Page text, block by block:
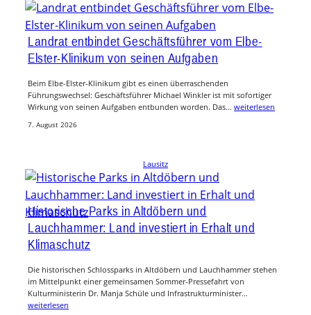
Landrat entbindet Geschäftsführer vom Elbe-
Elster-Klinikum von seinen Aufgaben
Beim Elbe-Elster-Klinikum gibt es einen überraschenden
Führungswechsel: Geschäftsführer Michael Winkler ist mit sofortiger
Wirkung von seinen Aufgaben entbunden worden. Das… weiterlesen
7. August 2026
Lausitz
Historische Parks in Altdöbern und
Lauchhammer: Land investiert in Erhalt und
Klimaschutz
Die historischen Schlossparks in Altdöbern und Lauchhammer stehen
im Mittelpunkt einer gemeinsamen Sommer-Pressefahrt von
Kulturministerin Dr. Manja Schüle und Infrastrukturminister…
weiterlesen